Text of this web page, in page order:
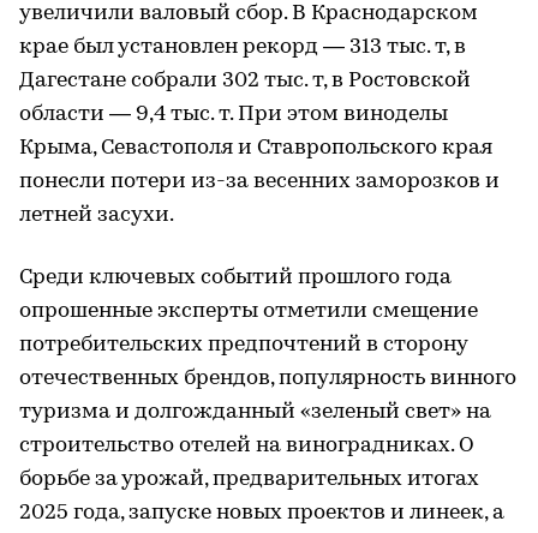
увеличили валовый сбор. В Краснодарском
крае был установлен рекорд — 313 тыс. т, в
Дагестане собрали 302 тыс. т, в Ростовской
области — 9,4 тыс. т. При этом виноделы
Крыма, Севастополя и Ставропольского края
понесли потери из-за весенних заморозков и
летней засухи.
Среди ключевых событий прошлого года
опрошенные эксперты отметили смещение
потребительских предпочтений в сторону
отечественных брендов, популярность винного
туризма и долгожданный «зеленый свет» на
строительство отелей на виноградниках. О
борьбе за урожай, предварительных итогах
2025 года, запуске новых проектов и линеек, а